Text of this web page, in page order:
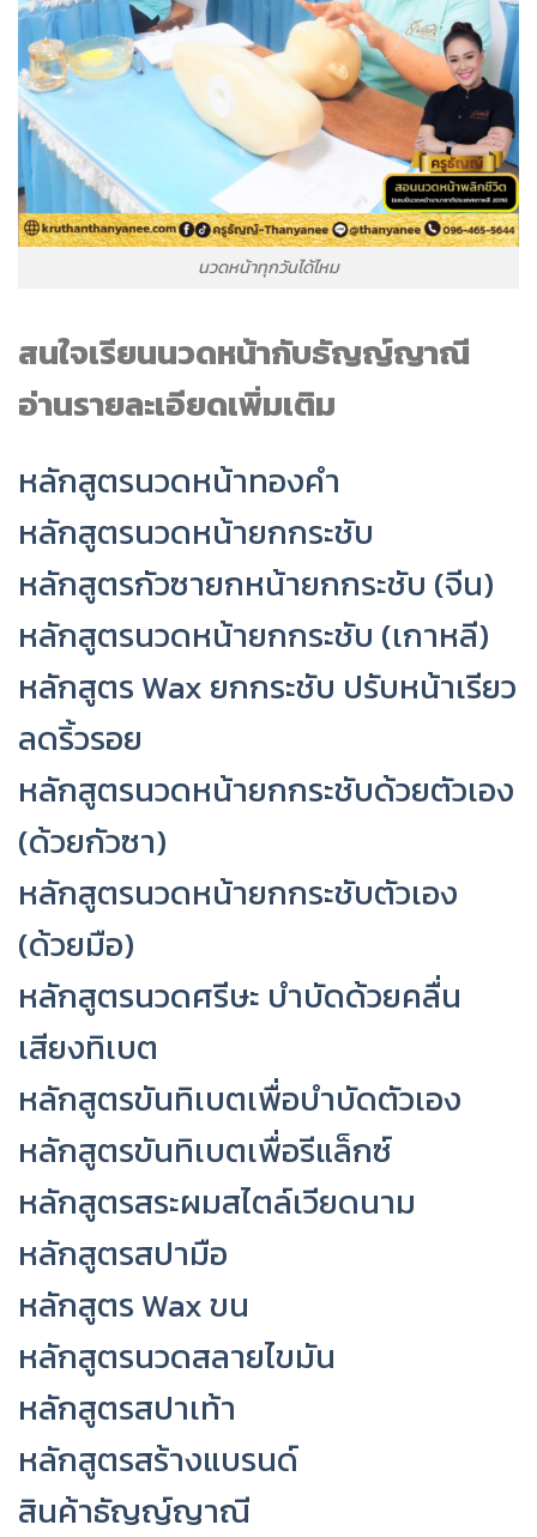
นวดหน้าทุกวันได้ไหม
สนใจเรียนนวดหน้ากับธัญญ์ญาณี
อ่านรายละเอียดเพิ่มเติม
หลักสูตรนวดหน้าทองคำ
หลักสูตรนวดหน้ายกกระชับ
หลักสูตรกัวซายกหน้ายกกระชับ (จีน)
หลักสูตรนวดหน้ายกกระชับ (เกาหลี)
หลักสูตร Wax ยกกระชับ ปรับหน้าเรียว
ลดริ้วรอย
หลักสูตรนวดหน้ายกกระชับด้วยตัวเอง
(ด้วยกัวซา)
หลักสูตรนวดหน้ายกกระชับตัวเอง
(ด้วยมือ)
หลักสูตรนวดศรีษะ บำบัดด้วยคลื่น
เสียงทิเบต
หลักสูตรขันทิเบตเพื่อบำบัดตัวเอง
หลักสูตรขันทิเบตเพื่อรีแล็กซ์
หลักสูตรสระผมสไตล์เวียดนาม
หลักสูตรสปามือ
หลักสูตร Wax ขน
หลักสูตรนวดสลายไขมัน
หลักสูตรสปาเท้า
หลักสูตรสร้างแบรนด์
สินค้าธัญญ์ญาณี